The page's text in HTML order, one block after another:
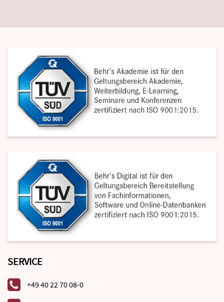
SERVICE
+49 40 22 70 08-0